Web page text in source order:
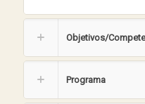
Objetivos/
Programa